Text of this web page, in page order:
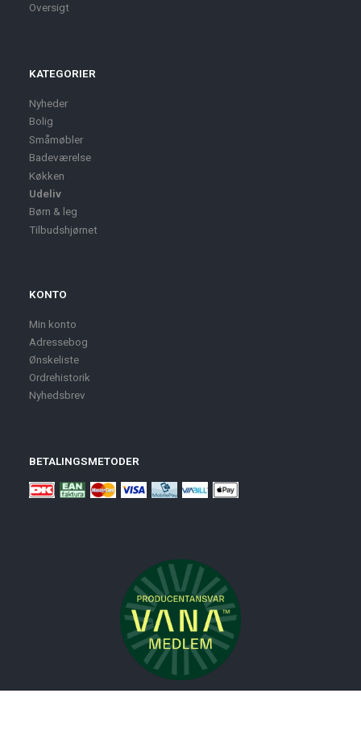
Oversigt
KATEGORIER
Nyheder
Bolig
Småmøbler
Badeværelse
Køkken
Udeliv
Børn & leg
Tilbudshjørnet
KONTO
Min konto
Adressebog
Ønskeliste
Ordrehistorik
Nyhedsbrev
BETALINGSMETODER